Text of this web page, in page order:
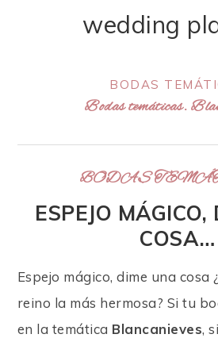
wedding
BODAS
Bodas temáticas.
BODAS
ESPEJO
COSA…
Espejo mágico, dime una cosa
reino la más hermosa? Si tu
en la temática Blancanieves,